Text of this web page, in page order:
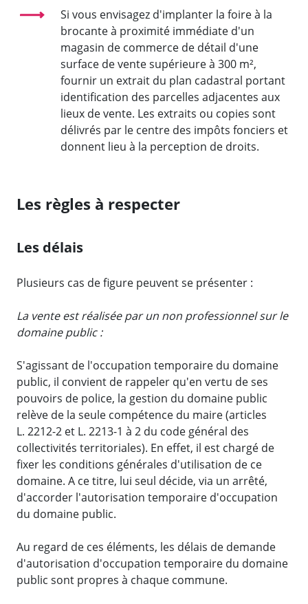
Si vous envisagez d'implanter la foire à la
brocante à proximité immédiate d'un
magasin de commerce de détail d'une
surface de vente supérieure à 300 m²,
fournir un extrait du plan cadastral portant
identification des parcelles adjacentes aux
lieux de vente. Les extraits ou copies sont
délivrés par le centre des impôts fonciers et
donnent lieu à la perception de droits.
Les règles à respecter
Les délais
Plusieurs cas de figure peuvent se présenter :
La vente est réalisée par un non professionnel sur le
domaine public :
S'agissant de l'occupation temporaire du domaine
public, il convient de rappeler qu'en vertu de ses
pouvoirs de police, la gestion du domaine public
relève de la seule compétence du maire (articles
L. 2212-2 et L. 2213-1 à 2 du code général des
collectivités territoriales). En effet, il est chargé de
fixer les conditions générales d'utilisation de ce
domaine. A ce titre, lui seul décide, via un arrêté,
d'accorder l'autorisation temporaire d'occupation
du domaine public.
Au regard de ces éléments, les délais de demande
d'autorisation d'occupation temporaire du domaine
public sont propres à chaque commune.